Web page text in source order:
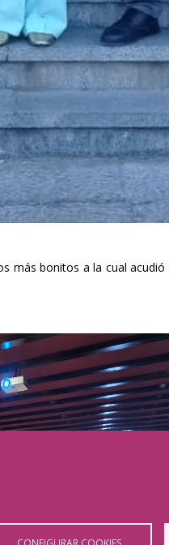
bonitos a la cual acudió
CONFIGURAR COOKIES